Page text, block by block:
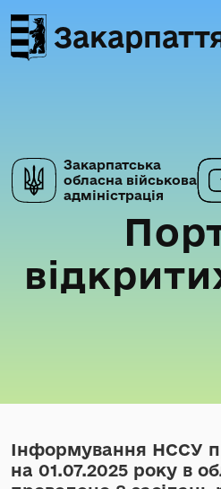
Закарпатська
обласна військова
адміністрація
Інформування НССУ
на 01.07.2025 року в